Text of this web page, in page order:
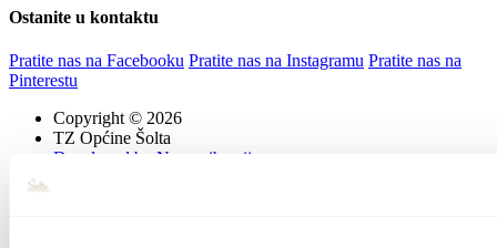
Ostanite u kontaktu
Pratite nas na Facebooku Pratite nas na Instagramu Pratite nas na
Pinterestu
Copyright © 2026
TZ Općine Šolta
Developed by Nove vibracije